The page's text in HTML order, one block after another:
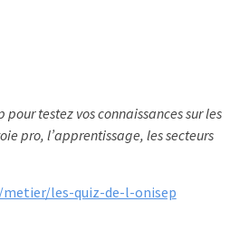
pour testez vos connaissances sur les
pro, l’apprentissage, les secteurs
les-quiz-de-l-onisep